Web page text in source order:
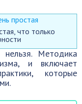
что только
нельзя. Методика
и включает
которые